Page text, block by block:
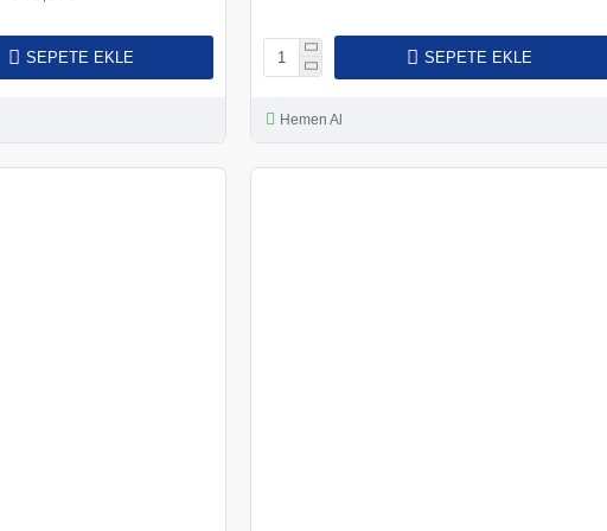
SEPETE EKLE SEPETE EKLE
Hemen Al